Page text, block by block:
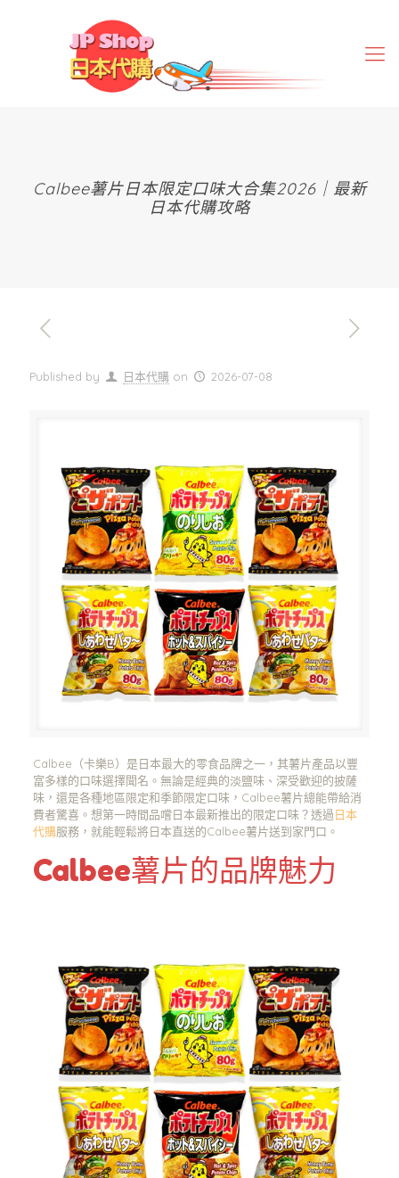
Calbee薯片日本限定口味大合集2026｜最新
日本代購攻略
Published by 日本代購 on 2026-07-08
Calbee（卡樂B）是日本最大的零食品牌之一，其薯片產品以豐
富多樣的口味選擇聞名。無論是經典的淡鹽味、深受歡迎的披薩
味，還是各種地區限定和季節限定口味，Calbee薯片總能帶給消
費者驚喜。想第一時間品嚐日本最新推出的限定口味？透過日本
代購服務，就能輕鬆將日本直送的Calbee薯片送到家門口。
Calbee薯片的品牌魅力